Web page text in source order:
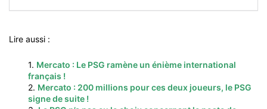
Lire aussi :
1. Mercato : Le PSG ramène un énième international
français !
2. Mercato : 200 millions pour ces deux joueurs, le PSG
signe de suite !